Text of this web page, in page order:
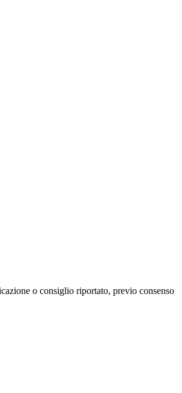
o consiglio riportato, previo consenso